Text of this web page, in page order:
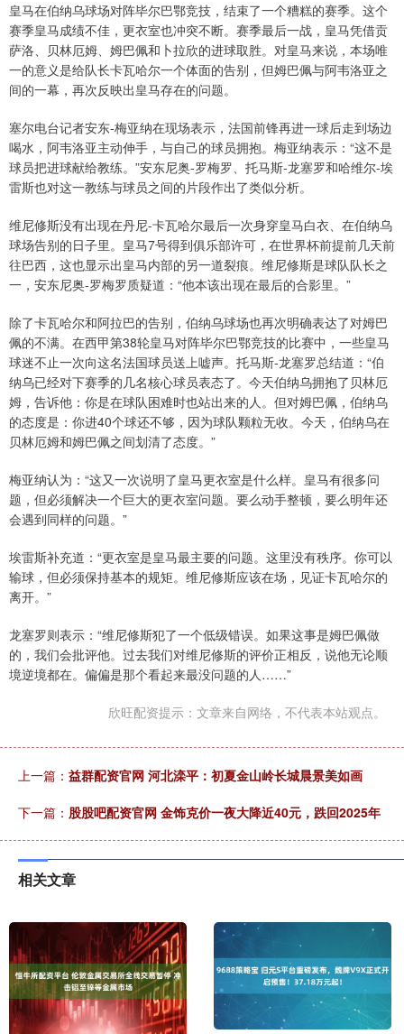
皇马在伯纳乌球场对阵毕尔巴鄂竞技，结束了一个糟糕的赛季。这个
赛季皇马成绩不佳，更衣室也冲突不断。赛季最后一战，皇马凭借贡
萨洛、贝林厄姆、姆巴佩和卜拉欣的进球取胜。对皇马来说，本场唯
一的意义是给队长卡瓦哈尔一个体面的告别，但姆巴佩与阿韦洛亚之
间的一幕，再次反映出皇马存在的问题。
塞尔电台记者安东-梅亚纳在现场表示，法国前锋再进一球后走到场边
喝水，阿韦洛亚主动伸手，与自己的球员拥抱。梅亚纳表示：“这不是
球员把进球献给教练。”安东尼奥-罗梅罗、托马斯-龙塞罗和哈维尔-埃
雷斯也对这一教练与球员之间的片段作出了类似分析。
维尼修斯没有出现在丹尼-卡瓦哈尔最后一次身穿皇马白衣、在伯纳乌
球场告别的日子里。皇马7号得到俱乐部许可，在世界杯前提前几天前
往巴西，这也显示出皇马内部的另一道裂痕。维尼修斯是球队队长之
一，安东尼奥-罗梅罗质疑道：“他本该出现在最后的合影里。”
除了卡瓦哈尔和阿拉巴的告别，伯纳乌球场也再次明确表达了对姆巴
佩的不满。在西甲第38轮皇马对阵毕尔巴鄂竞技的比赛中，一些皇马
球迷不止一次向这名法国球员送上嘘声。托马斯-龙塞罗总结道：“伯
纳乌已经对下赛季的几名核心球员表态了。今天伯纳乌拥抱了贝林厄
姆，告诉他：你是在球队困难时也站出来的人。但对姆巴佩，伯纳乌
的态度是：你进40个球还不够，因为球队颗粒无收。今天，伯纳乌在
贝林厄姆和姆巴佩之间划清了态度。”
梅亚纳认为：“这又一次说明了皇马更衣室是什么样。皇马有很多问
题，但必须解决一个巨大的更衣室问题。要么动手整顿，要么明年还
会遇到同样的问题。”
埃雷斯补充道：“更衣室是皇马最主要的问题。这里没有秩序。你可以
输球，但必须保持基本的规矩。维尼修斯应该在场，见证卡瓦哈尔的
离开。”
龙塞罗则表示：“维尼修斯犯了一个低级错误。如果这事是姆巴佩做
的，我们会批评他。过去我们对维尼修斯的评价正相反，说他无论顺
境逆境都在。偏偏是那个看起来最没问题的人……”
欣旺配资提示：文章来自网络，不代表本站观点。
上一篇： 益群配资官网 河北滦平：初夏金山岭长城晨景美如画
下一篇： 股股吧配资官网 金饰克价一夜大降近40元，跌回2025年
相关文章